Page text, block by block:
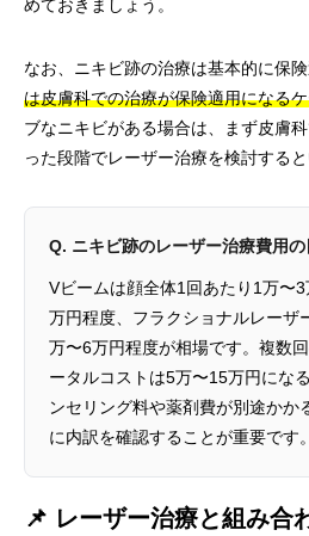
めておきましょう。
なお、ニキビ跡の治療は基本的に保険
は皮膚科での治療が保険適用になる
ブなニキビがある場合は、まず皮膚
った段階でレーザー治療を検討する
Q. ニキビ跡のレーザー治療費用
Vビームは顔全体1回あたり1万〜
万円程度、フラクショナルレーザ
万〜6万円程度が相場です。複数
ータルコストは5万〜15万円にな
ンセリング料や薬剤費が別途かか
に内訳を確認することが重要です。
📌 レーザー治療と組み合